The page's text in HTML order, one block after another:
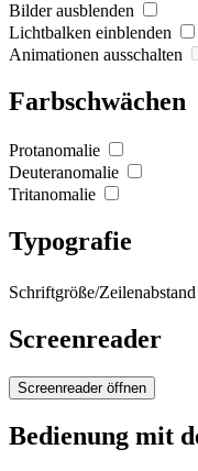
Bilder ausblenden
Lichtbalken einblenden
Animationen ausschalten
Farbschwächen
Protanomalie
Deuteranomalie
Tritanomalie
Typografie
Schriftgröße/Zeilenabstand
Screenreader
Screenreader öffnen
Bedienung mit